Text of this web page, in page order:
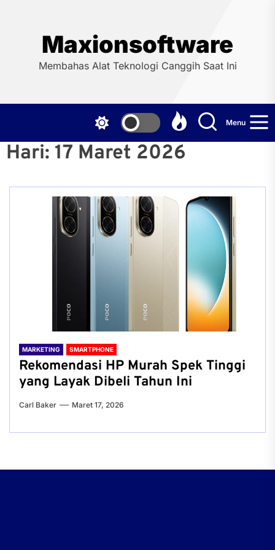
Maxionsoftware
Membahas Alat Teknologi Canggih Saat Ini
Menu
Hari: 17 Maret 2026
MARKETING SMARTPHONE
Rekomendasi HP Murah Spek Tinggi
yang Layak Dibeli Tahun Ini
Carl Baker Maret 17, 2026